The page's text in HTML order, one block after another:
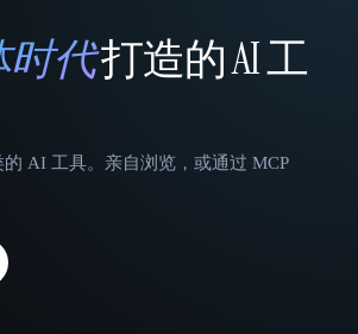
时代打造的 AI 工
AI 工具。亲自浏览，或通过 MCP